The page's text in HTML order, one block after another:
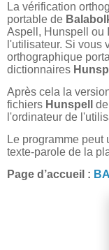
La vérification
portable de
Aspell, Hunspell ou
l'utilisateur. Si vous
orthographique
dictionnaires
Après cela la
fichiers Hunspell
l'ordinateur de
Le programme
texte-parole de la
Page d’accueil :